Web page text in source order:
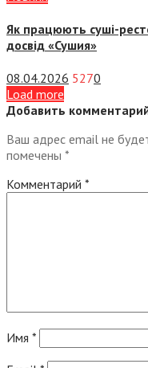
Як працюють суші-
досвід «Сушия»
08.04.2026 5270
Load more
Добавить
Ваш адрес email не
помечены *
Комментарий *
Имя *